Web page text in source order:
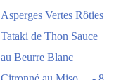
Tataki de Thon Sauce
au Beurre Blanc